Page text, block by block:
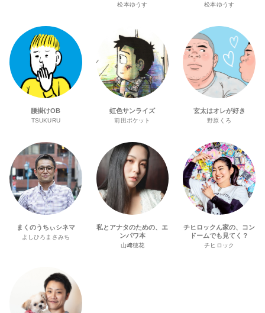
松本ゆうす 松本ゆうす
腰掛けOB
TSUKURU
虹色サンライズ
前田ポケット
玄太はオレが好き
野原くろ
まくのうちぃシネマ
よしひろまさみち
私とアナタのための、エ
ンパワ本
山﨑穂花
チヒロックん家の、コン
ドームでも見てく？
チヒロック